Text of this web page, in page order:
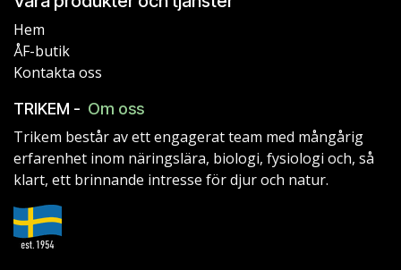
Hem
ÅF-butik
Kontakta oss
TRIKEM - Om oss
Trikem består av ett engagerat team med mångårig
erfarenhet inom näringslära, biologi, fysiologi och, så
klart, ett brinnande intresse för djur och natur.